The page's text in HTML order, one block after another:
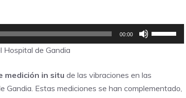
00:00
Utiliza
las
Hospital de Gandia
medición in situ de las vibraciones en las
Gandia. Estas mediciones se han complementado,